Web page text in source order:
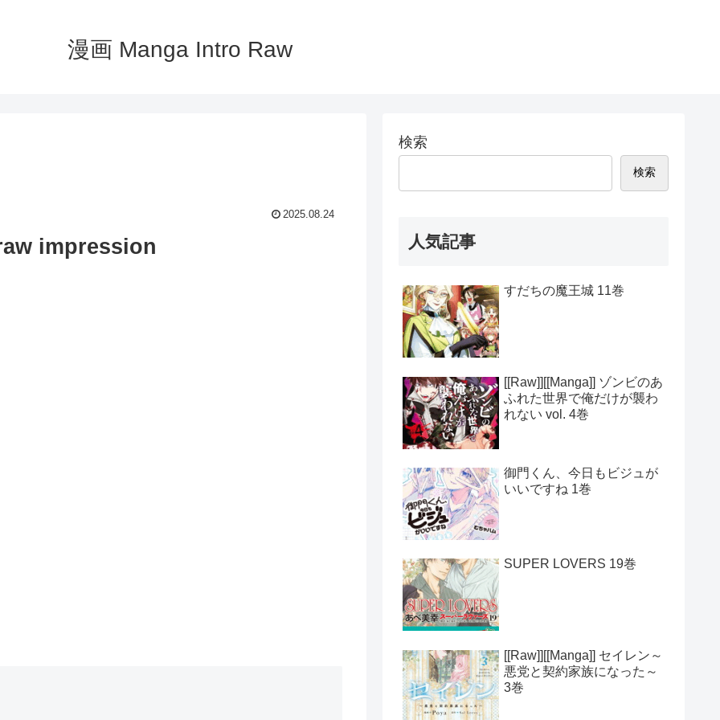
漫画 Manga Intro Raw
2025.08.24
impression
検索
検索
人気記事
すだちの魔王城 11巻
[[Raw]][[Manga]] ゾンビのあ
ふれた世界で俺だけが襲わ
れない vol. 4巻
御門くん、今日もビジュが
いいですね 1巻
SUPER LOVERS 19巻
[[Raw]][[Manga]] セイレン～
悪党と契約家族になった～
3巻